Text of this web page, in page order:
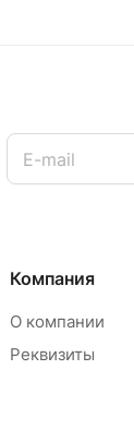
Компания
О компании
Реквизиты